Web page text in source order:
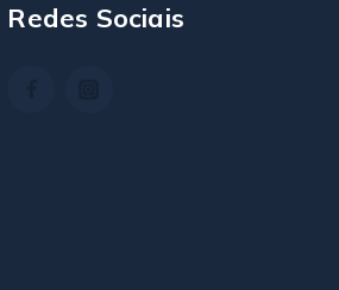
Redes Sociais